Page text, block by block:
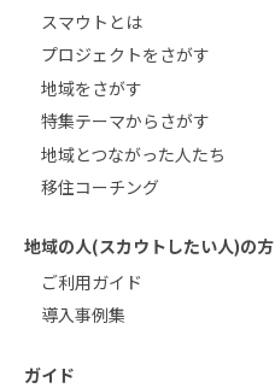
スマウトとは
プロジェクトをさがす
地域をさがす
特集テーマからさがす
地域とつながった人たち
移住コーチング
地域の人(スカウトしたい人)の方
ご利用ガイド
導入事例集
ガイド